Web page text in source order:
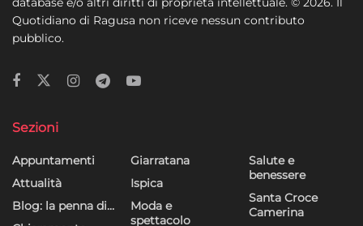
Quotidiano di Ragusa non riceve nessun contributo
pubblico.
Sezioni
Appuntamenti
Attualità
Blog: la penna di…
Giarratana
Ispica
Moda e
spettacolo
Salute e
benessere
Santa Croce
Camerina